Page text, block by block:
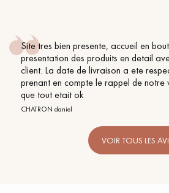
Site tres bien presente, accueil en
presentation des produits en detail
client. La date de livraison a ete
prenant en compte le rappel de notre
que tout etait ok
CHATRON daniel
VOIR TOUS LES